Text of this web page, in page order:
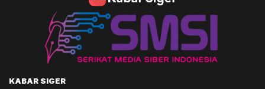
KABAR SIGER